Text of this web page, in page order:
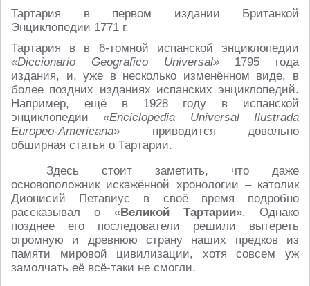
Тартария в первом издании Британкой
Энциклопедии 1771 г.
Тартария в в 6-томной испанской энциклопедии
«Diccionario Geografico Universal»1795 года
издания, и, уже в несколько изменённом виде, в
более поздних изданиях испанских энциклопедий.
Например, ещё в 1928 году в испанской
энциклопедии«Enciclopedia Universal Ilustrada
Europeo-Americana» приводится довольно
обширная статья о Тартарии.
Здесь стоит заметить, что даже
основоположник искажённой хронологии – католик
Дионисий Петавиус в своё время подробно
рассказывал о «Великой Тартарии». Однако
позднее его последователи решили вытереть
огромную и древнюю страну наших предков из
памяти мировой цивилизации, хотя совсем уж
замолчать её всё-таки не смогли.